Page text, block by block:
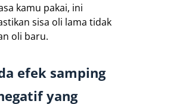
kamu pakai, ini
sisa oli lama tidak
oli baru.
efek samping
yang